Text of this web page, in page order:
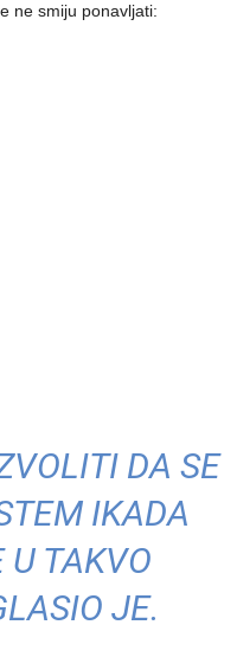
ne smiju ponavljati:
DA SE
IKADA
U TAKVO
JE.